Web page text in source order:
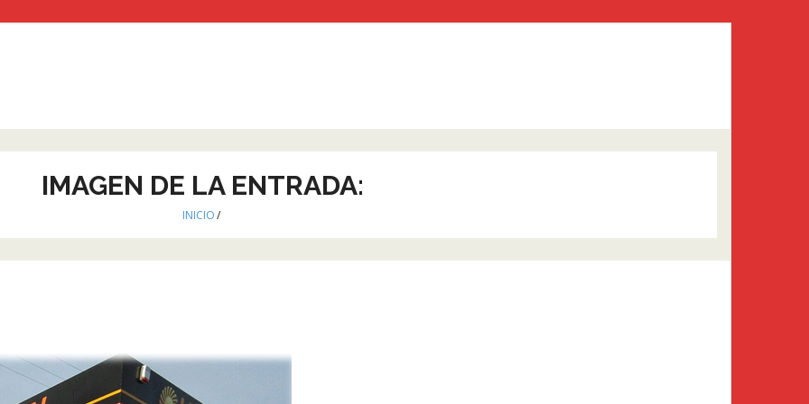
IMAGEN DE LA ENTRADA:
INICIO/